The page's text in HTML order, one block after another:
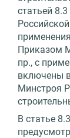
статьей
Приказом
пр., с
включены
Минстроя
В статье